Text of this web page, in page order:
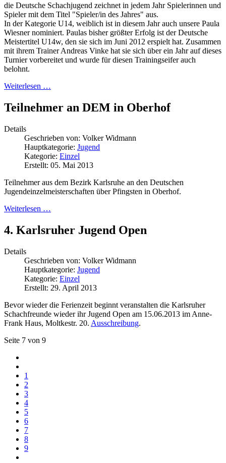
die Deutsche Schachjugend zeichnet in jedem Jahr Spielerinnen und
Spieler mit dem Titel "Spieler/in des Jahres" aus.
In der Kategorie U14, weiblich ist in diesem Jahr auch unsere Paula
Wiesner nominiert. Paulas bisher größter Erfolg ist der Deutsche
Meistertitel U14w, den sie sich im Juni 2012 erspielt hat. Zusammen
mit ihrem Trainer Andreas Vinke hat sie sich über ein Jahr auf dieses
Turnier vorbereitet und wurde für diesen Trainingseifer auch
belohnt.
Weiterlesen …
Teilnehmer an DEM in Oberhof
Details
Geschrieben von: Volker Widmann
Hauptkategorie: Jugend
Kategorie: Einzel
Erstellt: 05. Mai 2013
Teilnehmer aus dem Bezirk Karlsruhe an den Deutschen
Jugendeinzelmeisterschaften über Pfingsten in Oberhof.
Weiterlesen …
4. Karlsruher Jugend Open
Details
Geschrieben von: Volker Widmann
Hauptkategorie: Jugend
Kategorie: Einzel
Erstellt: 29. April 2013
Bevor wieder die Ferienzeit beginnt veranstalten die Karlsruher
Schachfreunde wieder ihr Jugend Open am 15.06.2013 im Anne-
Frank Haus, Moltkestr. 20. Ausschreibung.
Seite 7 von 9
1
2
3
4
5
6
7
8
9